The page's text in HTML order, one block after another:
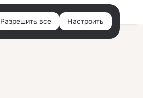
Войти
Разрешить все Настроить